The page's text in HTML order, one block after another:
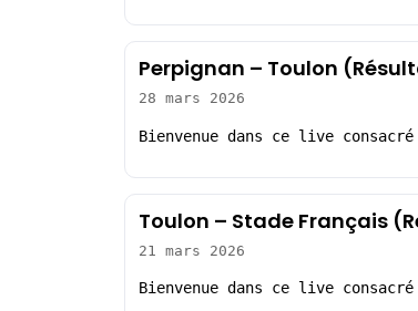
Perpignan – Toulon
28 mars 2026
Bienvenue dans ce live
Toulon – Stade Français
21 mars 2026
Bienvenue dans ce live